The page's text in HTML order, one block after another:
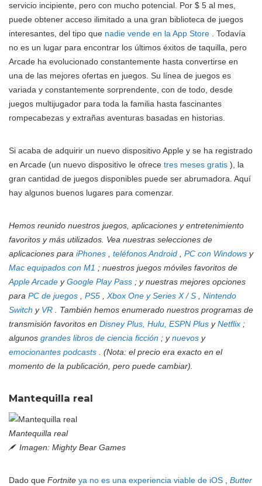
servicio incipiente, pero con mucho potencial. Por $ 5 al mes,
puede obtener acceso ilimitado a una gran biblioteca de juegos
interesantes, del tipo que nadie vende en la App Store . Todavía
no es un lugar para encontrar los últimos éxitos de taquilla, pero
Arcade ha evolucionado constantemente hasta convertirse en
una de las mejores ofertas en juegos. Su línea de juegos es
variada y constantemente sorprendente, con de todo, desde
juegos multijugador para toda la familia hasta fascinantes
rompecabezas y extrañas aventuras basadas en historias.
Si acaba de adquirir un nuevo dispositivo Apple y se ha registrado
en Arcade (un nuevo dispositivo le ofrece tres meses gratis ), la
gran cantidad de juegos disponibles puede ser abrumadora. Aquí
hay algunos buenos lugares para comenzar.
Hemos reunido nuestros juegos, aplicaciones y entretenimiento
favoritos y más utilizados. Vea nuestras selecciones de
aplicaciones para iPhones teléfonos Android PC con Windows y
Mac equipados con M1 ; nuestros juegos móviles favoritos de
Apple Arcade y Google Play Pass ; y nuestras mejores opciones
para PC de juegos PS5 Xbox One y Series X / S
Nintendo
Switch y VR
. También hemos enumerado nuestros programas de
transmisión favoritos en Disney Plus, Hulu, ESPN Plus y Netflix ;
algunos grandes libros de ciencia ficción ; y nuevos y
emocionantes podcasts
. (Nota: el precio era exacto en el
momento de la publicación, pero puede cambiar).
Mantequilla real
Mantequilla real
Imagen: Mighty Bear Games
Dado que Fortnite ya no es una experiencia viable de iOS , Butter